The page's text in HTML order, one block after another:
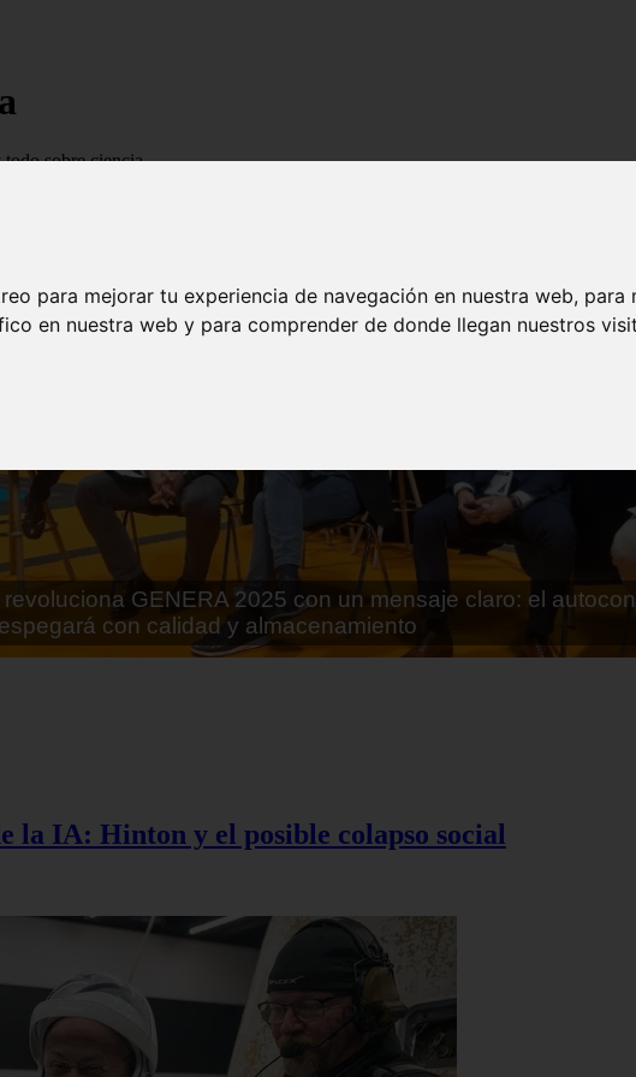
para mejorar tu experiencia de navegación en nuestra web,
en nuestra web y para comprender de donde llegan nuestros
sobre ciencia
harán lo que parecía imposible: Utilizarán moléculas de
sus alimentos
la IA: Hinton y el posible colapso social